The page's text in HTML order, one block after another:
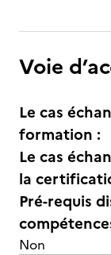
Voie
Le cas
formation :
Le cas
la
Pré-requis
Non